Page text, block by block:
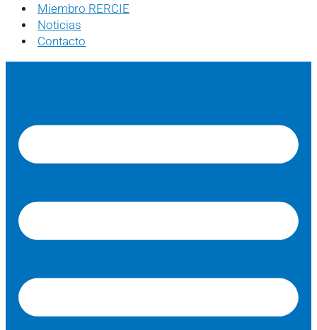
Miembro RERCIE
Noticias
Contacto